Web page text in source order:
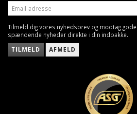
EMAIL-
ADRESSE
Tilmeld dig vores nyhedsbrev og modtag
spændende nyheder direkte i din indbakke.
TILMELD AFMELD